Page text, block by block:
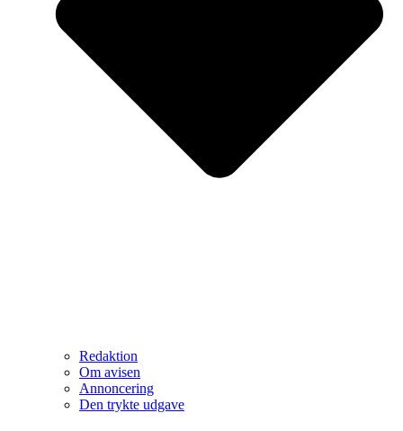
Redaktion
Om avisen
Annoncering
Den trykte udgave